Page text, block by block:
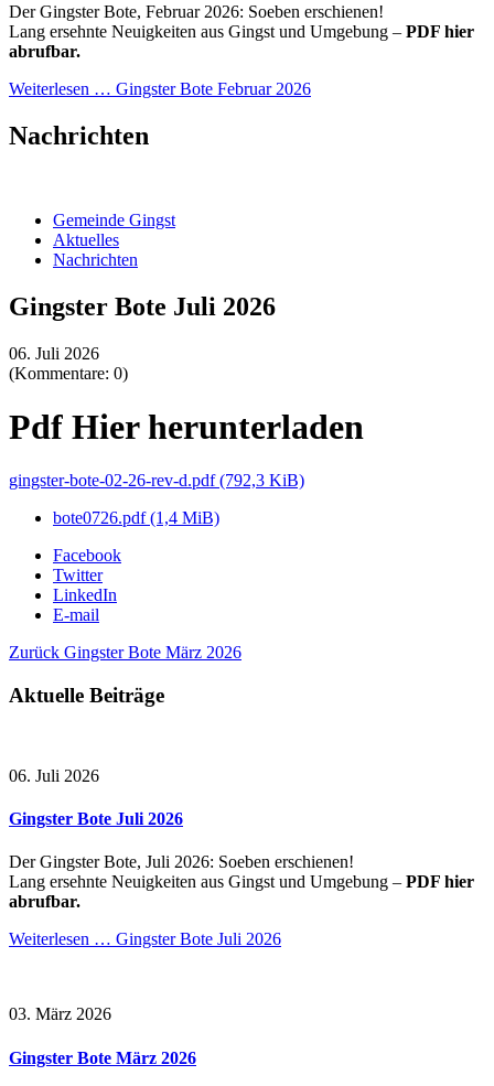
Der Gingster Bote, Februar 2026: Soeben erschienen!
Lang ersehnte Neuigkeiten aus Gingst und Umgebung – PDF hier
abrufbar.
Weiterlesen … Gingster Bote Februar 2026
Nachrichten
Gemeinde Gingst
Aktuelles
Nachrichten
Gingster Bote Juli 2026
06. Juli 2026
(Kommentare: 0)
Pdf Hier herunterladen
gingster-bote-02-26-rev-d.pdf(792,3 KiB)
bote0726.pdf(1,4 MiB)
Facebook
Twitter
LinkedIn
E-mail
Zurück Gingster Bote März 2026
Aktuelle Beiträge
06. Juli 2026
Gingster Bote Juli 2026
Der Gingster Bote, Juli 2026: Soeben erschienen!
Lang ersehnte Neuigkeiten aus Gingst und Umgebung – PDF hier
abrufbar.
Weiterlesen … Gingster Bote Juli 2026
03. März 2026
Gingster Bote März 2026